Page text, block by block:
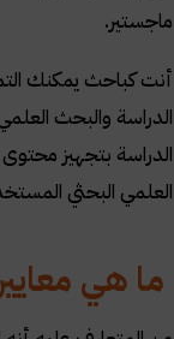
ماجستير.
أنت كباحث يمكنك
الدراسة والبحث
الدراسة بتجهيز
العلمي البحثي
ما هي